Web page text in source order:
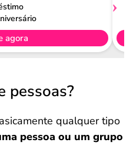
agora
pessoas?
qualquer tipo
pessoa ou um grupo